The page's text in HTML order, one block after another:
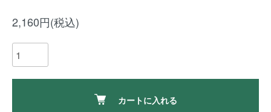
2,160円(税込)
カートに入れる